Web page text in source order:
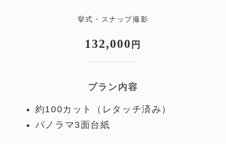
挙式・スナップ撮影
132,000 円
プラン内容
約100カット（レタッチ済み）
パノラマ3面台紙